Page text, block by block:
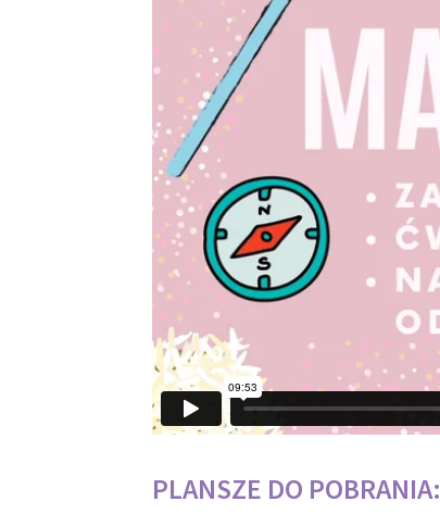
PLANSZE DO POBRANIA: